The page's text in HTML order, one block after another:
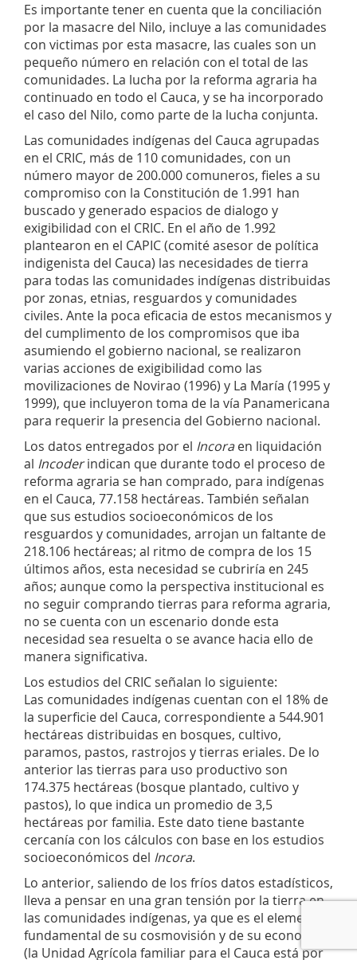
Es importante tener en cuenta que la conciliación
por la masacre del Nilo, incluye a las comunidades
con victimas por esta masacre, las cuales son un
pequeño número en relación con el total de las
comunidades. La lucha por la reforma agraria ha
continuado en todo el Cauca, y se ha incorporado
el caso del Nilo, como parte de la lucha conjunta.
Las comunidades indígenas del Cauca agrupadas
en el CRIC, más de 110 comunidades, con un
número mayor de 200.000 comuneros, fieles a su
compromiso con la Constitución de 1.991 han
buscado y generado espacios de dialogo y
exigibilidad con el CRIC. En el año de 1.992
plantearon en el CAPIC (comité asesor de política
indigenista del Cauca) las necesidades de tierra
para todas las comunidades indígenas distribuidas
por zonas, etnias, resguardos y comunidades
civiles. Ante la poca eficacia de estos mecanismos y
del cumplimento de los compromisos que iba
asumiendo el gobierno nacional, se realizaron
varias acciones de exigibilidad como las
movilizaciones de Novirao (1996) y La María (1995 y
1999), que incluyeron toma de la vía Panamericana
para requerir la presencia del Gobierno nacional.
Los datos entregados por el Incoraen liquidación
al Incoderindican que durante todo el proceso de
reforma agraria se han comprado, para indígenas
en el Cauca, 77.158 hectáreas. También señalan
que sus estudios socioeconómicos de los
resguardos y comunidades, arrojan un faltante de
218.106 hectáreas; al ritmo de compra de los 15
últimos años, esta necesidad se cubriría en 245
años; aunque como la perspectiva institucional es
no seguir comprando tierras para reforma agraria,
no se cuenta con un escenario donde esta
necesidad sea resuelta o se avance hacia ello de
manera significativa.
Los estudios del CRIC señalan lo siguiente:
Las comunidades indígenas cuentan con el 18% de
la superficie del Cauca, correspondiente a 544.901
hectáreas distribuidas en bosques, cultivo,
paramos, pastos, rastrojos y tierras eriales. De lo
anterior las tierras para uso productivo son
174.375 hectáreas (bosque plantado, cultivo y
pastos), lo que indica un promedio de 3,5
hectáreas por familia. Este dato tiene bastante
cercanía con los cálculos con base en los estudios
socioeconómicos del Incora.
Lo anterior, saliendo de los fríos datos estadísticos,
lleva a pensar en una gran tensión por la tierra en
las comunidades indígenas, ya que es el elemento
fundamental de su cosmovisión y de su economía
(la Unidad Agrícola familiar para el Cauca está por